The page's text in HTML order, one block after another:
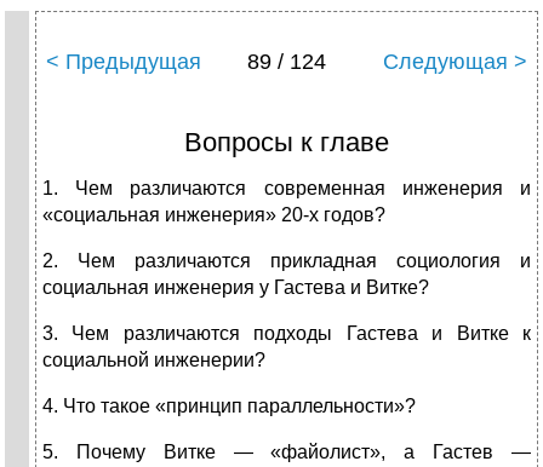
< Предыдущая 89 / 124 Следующая >
Вопросы к главе
1. Чем различаются современная инженерия и
«социальная инже­нерия» 20-х годов?
2. Чем различаются прикладная социология и
социальная инжене­рия у Гастева и Витке?
3. Чем различаются подходы Гастева и Витке к
социальной инже­нерии?
4. Что такое «принцип параллельности»?
5. Почему Витке — «файолист», а Гастев —